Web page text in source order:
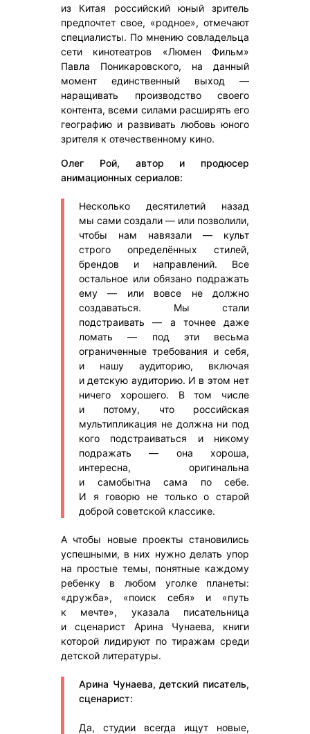
из Китая российский юный зритель
предпочтет свое, «родное», отмечают
специалисты. По мнению совладельца
сети кинотеатров «Люмен Фильм»
Павла Поникаровского, на данный
момент единственный выход —
наращивать производство своего
контента, всеми силами расширять его
географию и развивать любовь юного
зрителя к отечественному кино.
Олег Рой, автор и продюсер
анимационных сериалов:
Несколько десятилетий назад
мы сами создали — или позволили,
чтобы нам навязали — культ
строго определённых стилей,
брендов и направлений. Все
остальное или обязано подражать
ему — или вовсе не должно
создаваться. Мы стали
подстраивать — а точнее даже
ломать — под эти весьма
ограниченные требования и себя,
и нашу аудиторию, включая
и детскую аудиторию. И в этом нет
ничего хорошего. В том числе
и потому, что российская
мультипликация не должна ни под
кого подстраиваться и никому
подражать — она хороша,
интересна, оригинальна
и самобытна сама по себе.
И я говорю не только о старой
доброй советской классике.
А чтобы новые проекты становились
успешными, в них нужно делать упор
на простые темы, понятные каждому
ребенку в любом уголке планеты:
«дружба», «поиск себя» и «путь
к мечте», указала писательница
и сценарист Арина Чунаева, книги
которой лидируют по тиражам среди
детской литературы.
Арина Чунаева, детский писатель,
сценарист:
Да, студии всегда ищут новые,